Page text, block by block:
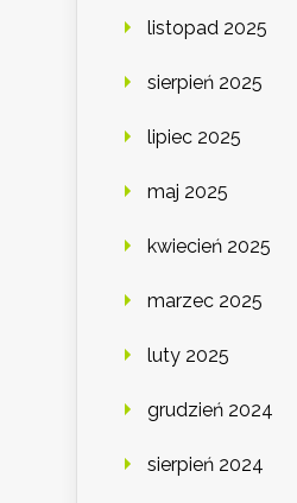
listopad 2025
sierpień 2025
lipiec 2025
maj 2025
kwiecień 2025
marzec 2025
luty 2025
grudzień 2024
sierpień 2024